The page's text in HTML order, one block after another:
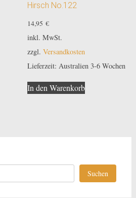
Hirsch No.122
14,95 €
inkl. MwSt.
zzgl. Versandkosten
Lieferzeit: Australien 3-6 Wochen
In den Warenkorb
Suchen